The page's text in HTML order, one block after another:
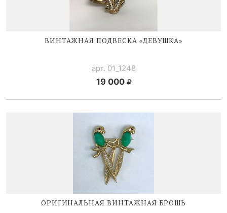
ВИНТАЖНАЯ ПОДВЕСКА «ДЕВУШКА»
арт. 01_1248
19 000
ОРИГИНАЛЬНАЯ ВИНТАЖНАЯ БРОШЬ